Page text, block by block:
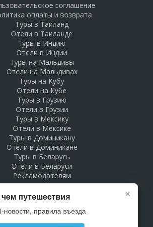
соглашение
оплаты и возврата
Туры в Таиланд
Отели в Таиланде
Туры в Индию
Отели в Индии
Туры на Мальдивы
Отели на Мальдивах
Туры на Кубу
Отели на Кубе
Туры в Грузию
Отели в Грузии
Туры в Мексику
Отели в Мексике
Туры в Доминикану
Отели в Доминикане
Туры в Беларусь
Отели в Беларуси
Рекламодателям
×
путешествия
правила въезда